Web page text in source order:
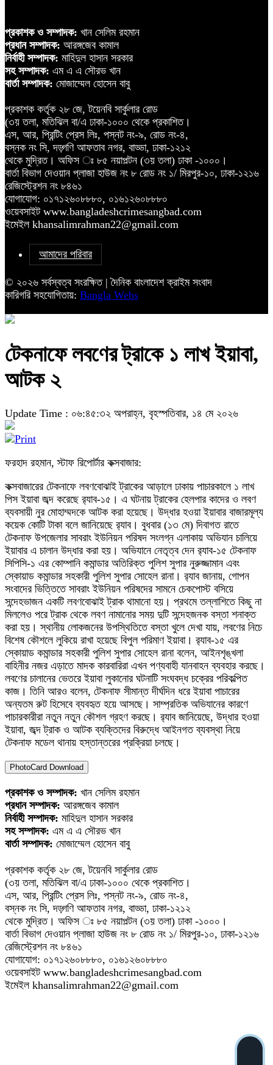
প্রকাশক ও সম্পাদক: খান সেলিম রহমান
প্রধান সম্পাদক: আরঙ্গজেব কামাল
নির্বাহী সম্পাদক: মাহিদুল হাসান সরকার
সহ সম্পাদক: এম এ এ সৌরভ খান
বার্তা সম্পাদক: মোজাম্মেল হোসেন বাবু
প্রকাশক কর্তৃক ২৮ জে, টয়েনবি সার্কুলার রোড
(৩য় তলা, মতিঝিল বা/এ ঢাকা-১০০০ থেকে প্রকাশিত।
এস, আর, প্রিন্টিং প্রেস লিঃ, পস্নট নং-৯, রোড নং-৪,
বস্নক নং সি, দড়্গণি আফতাব নগর, বাড্ডা, ঢাকা-১২১২
থেকে মুদ্রিত। অফিস ঃ ৮৫ নয়াপল্টন (৩য় তলা) ঢাকা -১০০০।
বার্তা বিভাগ দেওয়ান প্লাজা হাউজ নং ৮ রোড নং ১/ মিরপুর-১০, ঢাকা-১২১৬
রেজিস্ট্রেশন নং ৮৪৬১
যোগাযোগ: ০১৭১২৬০৮৮৮০, ০১৬১২৬০৮৮৮০
ওয়েবসাইট www.bangladeshcrimesangbad.com
ইমেইল khansalimrahman22@gmail.com
আমাদের পরিবার
© ২০২৬ সর্বস্বত্ব সংরক্ষিত | দৈনিক বাংলাদেশ ক্রাইম সংবাদ
কারিগরি সহযোগিতায়: Bangla Webs
টেকনাফে লবণের ট্রাকে ১ লাখ ইয়াবা,
আটক ২
Update Time : ০৬:৪৫:৩২ অপরাহ্ন, বৃহস্পতিবার, ১৪ মে ২০২৬
ফরহাদ রহমান, স্টাফ রিপোর্টার কক্সবাজার:
কক্সবাজারের টেকনাফে লবণবোঝাই ট্রাকের আড়ালে ঢাকায় পাচারকালে ১ লাখ
পিস ইয়াবা জব্দ করেছে র‌্যাব-১৫। এ ঘটনায় ট্রাকের হেলপার কাদের ও লবণ
ব্যবসায়ী নুর মোহাম্মদকে আটক করা হয়েছে। উদ্ধার হওয়া ইয়াবার বাজারমূল্য
কয়েক কোটি টাকা বলে জানিয়েছে র‌্যাব। বুধবার (১৩ মে) দিবাগত রাতে
টেকনাফ উপজেলার সাবরাং ইউনিয়ন পরিষদ সংলগ্ন এলাকায় অভিযান চালিয়ে
ইয়াবার এ চালান উদ্ধার করা হয়। অভিযানে নেতৃত্ব দেন র‌্যাব-১৫ টেকনাফ
সিপিসি-১ এর কোম্পানি কমান্ডার অতিরিক্ত পুলিশ সুপার নুরুজ্জামান এবং
স্কোয়াড কমান্ডার সহকারী পুলিশ সুপার সোহেল রানা। র‌্যাব জানায়, গোপন
সংবাদের ভিত্তিতে সাবরাং ইউনিয়ন পরিষদের সামনে চেকপোস্ট বসিয়ে
সন্দেহভাজন একটি লবণবোঝাই ট্রাক থামানো হয়। প্রথমে তল্লাশিতে কিছু না
মিললেও পরে ট্রাক থেকে লবণ নামানোর সময় দুটি সন্দেহজনক বস্তা শনাক্ত
করা হয়। স্থানীয় লোকজনের উপস্থিতিতে বস্তা খুলে দেখা যায়, লবণের নিচে
বিশেষ কৌশলে লুকিয়ে রাখা হয়েছে বিপুল পরিমাণ ইয়াবা। র‌্যাব-১৫ এর
স্কোয়াড কমান্ডার সহকারী পুলিশ সুপার সোহেল রানা বলেন, আইনশৃঙ্খলা
বাহিনীর নজর এড়াতে মাদক কারবারিরা এখন পণ্যবাহী যানবাহন ব্যবহার করছে।
লবণের চালানের ভেতরে ইয়াবা লুকানোর ঘটনাটি সংঘবদ্ধ চক্রের পরিকল্পিত
কাজ। তিনি আরও বলেন, টেকনাফ সীমান্ত দীর্ঘদিন ধরে ইয়াবা পাচারের
অন্যতম রুট হিসেবে ব্যবহৃত হয়ে আসছে। সাম্প্রতিক অভিযানের কারণে
পাচারকারীরা নতুন নতুন কৌশল গ্রহণ করছে। র‌্যাব জানিয়েছে, উদ্ধার হওয়া
ইয়াবা, জব্দ ট্রাক ও আটক ব্যক্তিদের বিরুদ্ধে আইনগত ব্যবস্থা নিয়ে
টেকনাফ মডেল থানায় হস্তান্তরের প্রক্রিয়া চলছে।
PhotoCard Download
প্রকাশক ও সম্পাদক: খান সেলিম রহমান
প্রধান সম্পাদক: আরঙ্গজেব কামাল
নির্বাহী সম্পাদক: মাহিদুল হাসান সরকার
সহ সম্পাদক: এম এ এ সৌরভ খান
বার্তা সম্পাদক: মোজাম্মেল হোসেন বাবু
প্রকাশক কর্তৃক ২৮ জে, টয়েনবি সার্কুলার রোড
(৩য় তলা, মতিঝিল বা/এ ঢাকা-১০০০ থেকে প্রকাশিত।
এস, আর, প্রিন্টিং প্রেস লিঃ, পস্নট নং-৯, রোড নং-৪,
বস্নক নং সি, দড়্গণি আফতাব নগর, বাড্ডা, ঢাকা-১২১২
থেকে মুদ্রিত। অফিস ঃ ৮৫ নয়াপল্টন (৩য় তলা) ঢাকা -১০০০।
বার্তা বিভাগ দেওয়ান প্লাজা হাউজ নং ৮ রোড নং ১/ মিরপুর-১০, ঢাকা-১২১৬
রেজিস্ট্রেশন নং ৮৪৬১
যোগাযোগ: ০১৭১২৬০৮৮৮০, ০১৬১২৬০৮৮৮০
ওয়েবসাইট www.bangladeshcrimesangbad.com
ইমেইল khansalimrahman22@gmail.com